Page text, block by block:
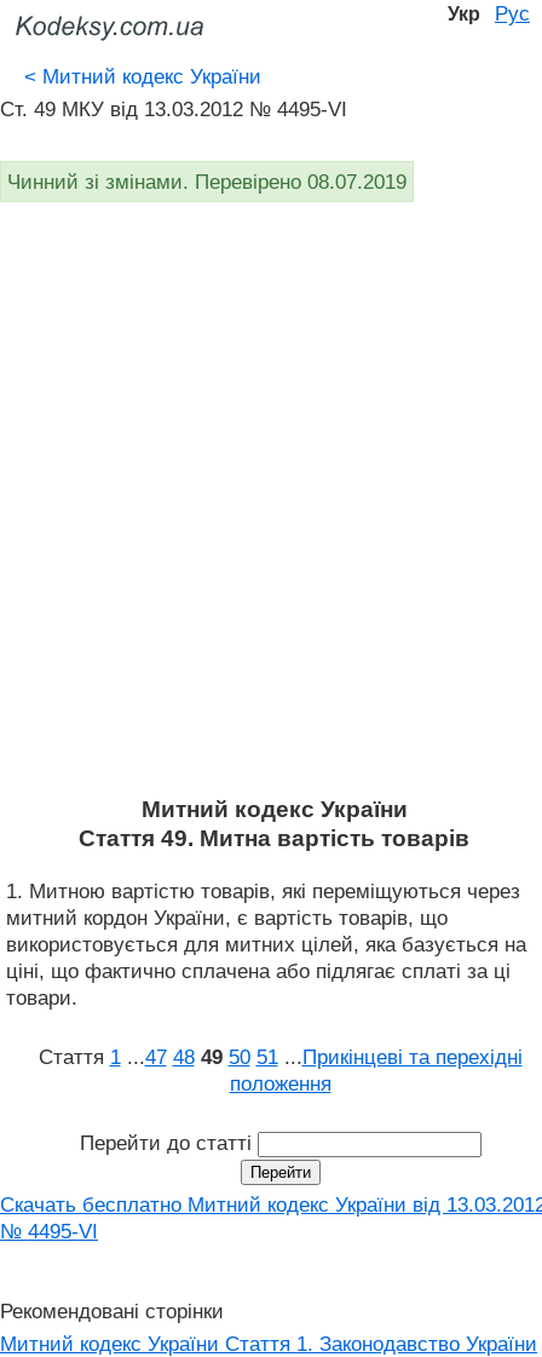
Укр Рус
< Митний кодекс України
Ст. 49 МКУ від 13.03.2012 № 4495-VI
Чинний зі змінами. Перевірено 08.07.2019
Митний кодекс України
Стаття 49. Митна вартість товарів
1. Митною вартістю товарів, які переміщуються через
митний кордон України, є вартість товарів, що
використовується для митних цілей, яка базується на
ціні, що фактично сплачена або підлягає сплаті за ці
товари.
Стаття 1 ...47 48 49 50 51 ...Прикінцеві та перехідні
положення
Перейти до статті
Скачать бесплатно Митний кодекс України від
№ 4495-VI
Рекомендовані сторінки
Митний кодекс України Стаття 1. Законодавство України